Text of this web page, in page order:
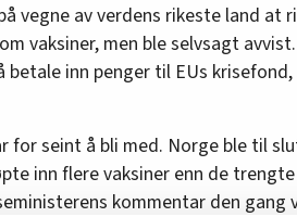
vegne av verdens rikeste land at
vaksiner, men ble selvsagt
inn penger til EUs
for seint å bli med. Norge ble til
inn flere vaksiner enn de trengte
kommentar den gang